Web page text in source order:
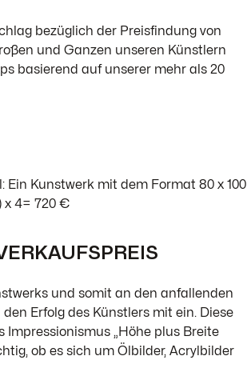
bezüglich der Preisfindung von
und Ganzen unseren Künstlern
basierend auf unserer mehr als 20
Ein Kunstwerk mit dem Format 80 x 100
x 4= 720 €
und somit an den anfallenden
Erfolg des Künstlers mit ein. Diese
„Höhe plus Breite
ob es sich um Ölbilder, Acrylbilder